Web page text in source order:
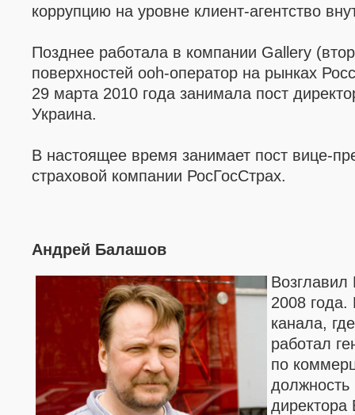
коррупцию на уровне клиент-агентство
Позднее работала в компании Gallery
поверхностей ooh-оператор на рынках
29 марта 2010 года занимала пост
Украина.
В настоящее время занимает пост вице-
страховой компании РосГосСтрах.
Андрей Балашов
2008
канала,
работал
по
должность
директора